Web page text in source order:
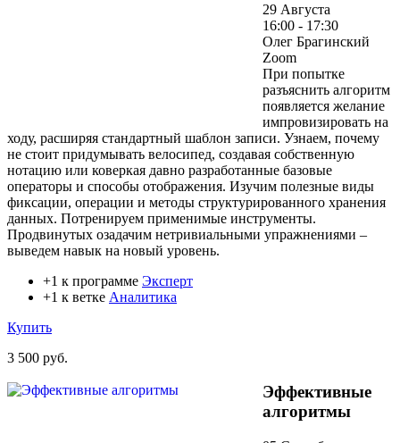
29 Августа
16:00 - 17:30
Олег Брагинский
Zoom
При попытке
разъяснить алгоритм
появляется желание
импровизировать на
ходу, расширяя стандартный шаблон записи. Узнаем, почему
не стоит придумывать велосипед, создавая собственную
нотацию или коверкая давно разработанные базовые
операторы и способы отображения. Изучим полезные виды
фиксации, операции и методы структурированного хранения
данных. Потренируем применимые инструменты.
Продвинутых озадачим нетривиальными упражнениями –
выведем навык на новый уровень.
+1 к программе Эксперт
+1 к ветке Аналитика
Купить
3 500 руб.
Эффективные
алгоритмы